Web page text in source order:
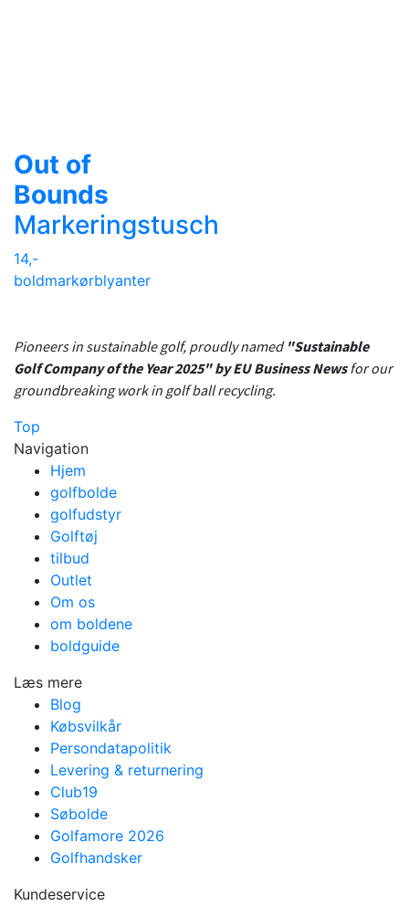
Out of
Bounds
Markeringstusch
14,-
boldmarkørblyanter
Pioneers in sustainable golf, proudly named "Sustainable
Golf Company of the Year 2025" by EU Business Newsfor our
groundbreaking work in golf ball recycling.
Top
Navigation
Hjem
golfbolde
golfudstyr
Golftøj
tilbud
Outlet
Om os
om boldene
boldguide
Læs mere
Blog
Købsvilkår
Persondatapolitik
Levering & returnering
Club19
Søbolde
Golfamore 2026
Golfhandsker
Kundeservice